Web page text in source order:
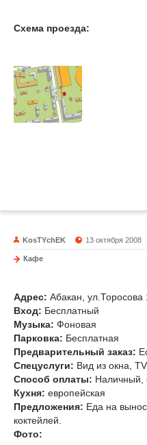
Схема проезда:
KosTYchEK 13 октября 2008
Кафе
Адрес: Абакан, ул.Торосова
Вход: Бесплатный
Музыка: Фоновая
Парковка: Бесплатная
Предварительный заказ:
Спецуслуги: Вид из окна, TV
Способ оплаты: Наличный,
Кухня: европейская
Предложения: Еда на
коктейлей.
Фото: